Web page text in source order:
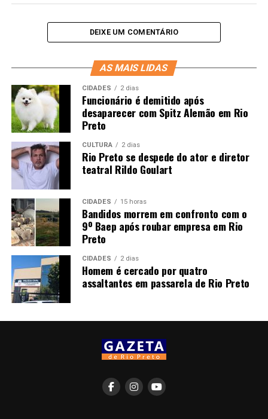
DEIXE UM COMENTÁRIO
AS MAIS LIDAS
CIDADES 2 dias
Funcionário é demitido após
desaparecer com Spitz Alemão em Rio
Preto
CULTURA 2 dias
Rio Preto se despede do ator e diretor
teatral Rildo Goulart
CIDADES 15 horas
Bandidos morrem em confronto com o
9º Baep após roubar empresa em Rio
Preto
CIDADES 2 dias
Homem é cercado por quatro
assaltantes em passarela de Rio Preto